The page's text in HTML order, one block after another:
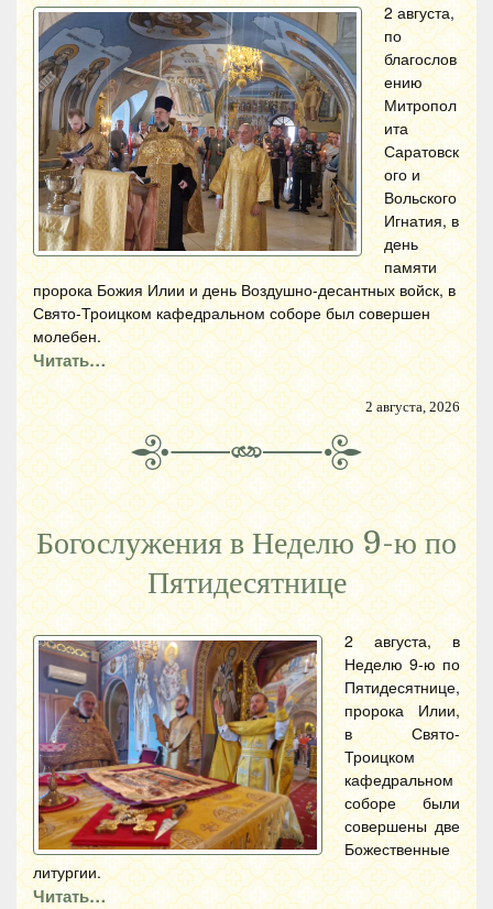
2 августа,
по
благослов
ению
Митропол
ита
Саратовск
ого и
Вольского
Игнатия, в
день
памяти
пророка Божия Илии и день Воздушно-десантных войск, в
Свято-Троицком кафедральном соборе был совершен
молебен.
Читать…
2 августа, 2026
Богослужения в Неделю 9-ю по
Пятидесятнице
2 августа, в
Неделю 9-ю по
Пятидесятнице,
пророка Илии,
в Свято-
Троицком
кафедральном
соборе были
совершены две
Божественные
литургии.
Читать…